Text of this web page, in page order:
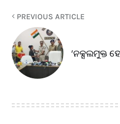
PREVIOUS ARTICLE
‘ନକ୍ସଲମୁକ୍ତ